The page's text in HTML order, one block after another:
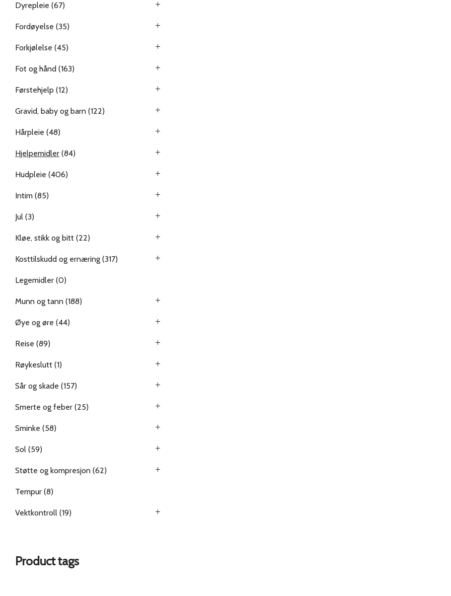
Dyrepleie (67)
Fordøyelse (35)
Forkjølelse (45)
Fot og hånd (163)
Førstehjelp (12)
Gravid, baby og barn (122)
Hårpleie (48)
Hjelpemidler (84)
Hudpleie (406)
Intim (85)
Jul (3)
Kløe, stikk og bitt (22)
Kosttilskudd og ernæring (317)
Legemidler (0)
Munn og tann (188)
Øye og øre (44)
Reise (89)
Røykeslutt (1)
Sår og skade (157)
Smerte og feber (25)
Sminke (58)
Sol (59)
Støtte og kompresjon (62)
Tempur (8)
Vektkontroll (19)
Product tags